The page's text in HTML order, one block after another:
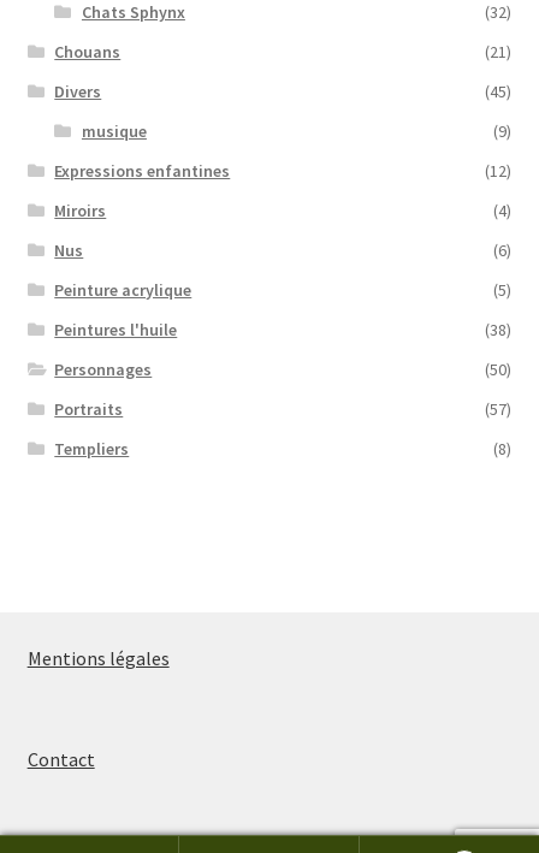
Chats Sphynx
(32)
Chouans
(21)
Divers
(45)
musique
(9)
Expressions enfantines
(12)
Miroirs
(4)
Nus
(6)
Peinture acrylique
(5)
Peintures l'huile
(38)
Personnages
(50)
Portraits
(57)
Templiers
(8)
Mentions légales
Contact